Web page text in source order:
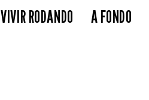
VIVIR RODANDO A FONDO